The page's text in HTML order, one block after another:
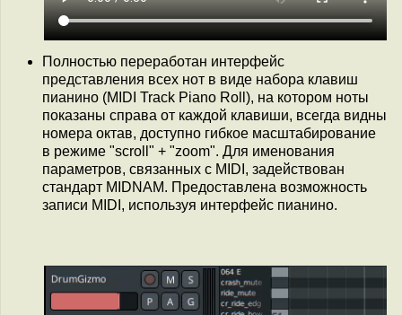
Полностью переработан интерфейс
представления всех нот в виде набора клавиш
пианино (MIDI Track Piano Roll), на котором ноты
показаны справа от каждой клавиши, всегда видны
номера октав, доступно гибкое масштабирование
в режиме "scroll" + "zoom". Для именования
параметров, связанных с MIDI, задействован
стандарт MIDNAM. Предоставлена возможность
записи MIDI, используя интерфейс пианино.